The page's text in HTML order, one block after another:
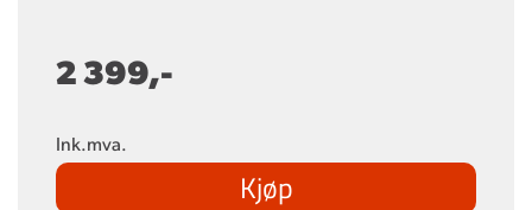
2 399,-
Ink.mva.
Kjøp